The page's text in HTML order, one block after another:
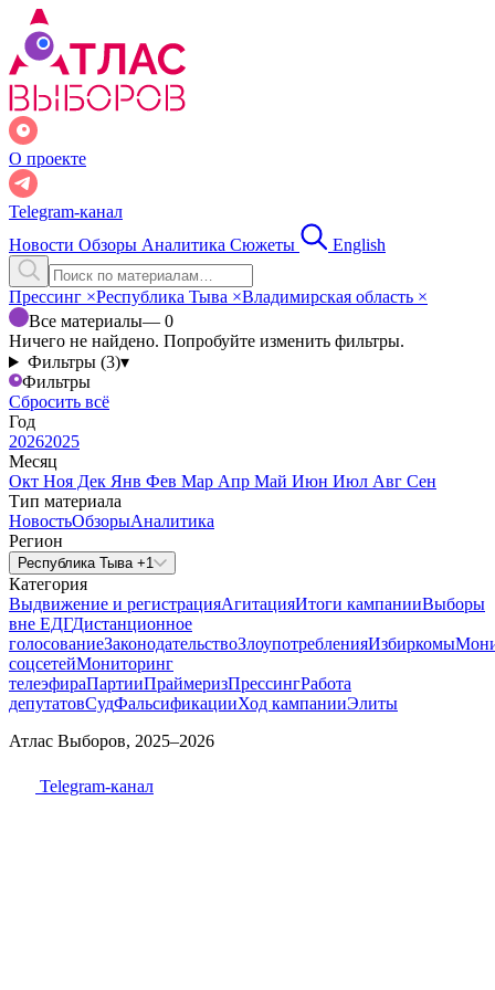
О проекте
Telegram-канал
Новости Обзоры Аналитика Сюжеты English
Прессинг ×Республика Тыва ×Владимирская область ×
Все материалы— 0
Ничего не найдено. Попробуйте изменить фильтры.
Фильтры (3)▾
Фильтры
Сбросить всё
Год
20262025
Месяц
Окт Ноя Дек Янв Фев Мар Апр Май Июн Июл Авг Сен
Тип материала
НовостьОбзорыАналитика
Регион
Республика Тыва +1
Категория
Выдвижение и регистрацияАгитацияИтоги кампанииВыборы
вне ЕДГДистанционное
голосованиеЗаконодательствоЗлоупотребленияИзбиркомы
соцсетейМониторинг
телеэфираПартииПраймеризПрессингРабота
депутатовСудФальсификацииХод кампанииЭлиты
Атлас Выборов, 2025–2026
Telegram-канал